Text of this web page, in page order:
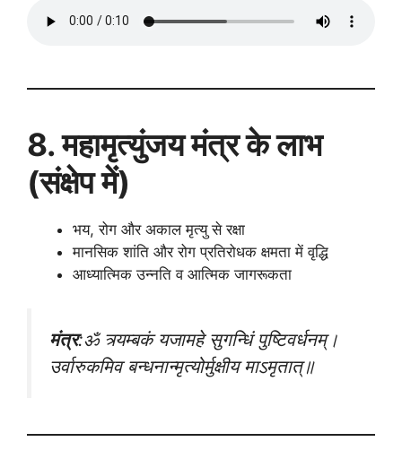
8. महामृत्युंजय मंत्र के लाभ
(संक्षेप में)
भय, रोग और अकाल मृत्यु से रक्षा
मानसिक शांति और रोग प्रतिरोधक क्षमता में वृद्धि
आध्यात्मिक उन्नति व आत्मिक जागरूकता
मंत्र:ॐ त्र्यम्बकं यजामहे सुगन्धिं पुष्टिवर्धनम्।
उर्वारुकमिव बन्धनान्मृत्योर्मुक्षीय माऽमृतात्॥